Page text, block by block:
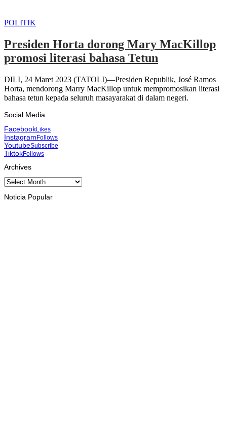
POLITIK
Presiden Horta dorong Mary MacKillop
promosi literasi bahasa Tetun
DILI, 24 Maret 2023 (TATOLI)—Presiden Republik, José Ramos
Horta, mendorong Marry MacKillop untuk mempromosikan literasi
bahasa tetun kepada seluruh masayarakat di dalam negeri.
Social Media
FacebookLikes
InstagramFollows
YoutubeSubscribe
TiktokFollows
Archives
Archives
Noticia Popular